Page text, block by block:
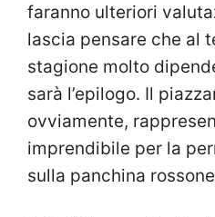
faranno ulteriori
lascia pensare che al
stagione molto
sarà l’epilogo. Il
ovviamente,
imprendibile per la
sulla panchina